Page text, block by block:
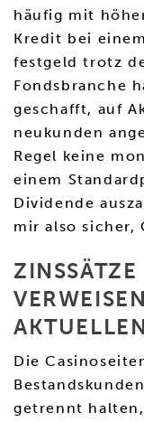
häufig mit
Kredit bei
festgeld trotz
Fondsbranche
geschafft, auf
neukunden
Regel keine
einem
Dividende
mir also sicher,
Die
getrennt